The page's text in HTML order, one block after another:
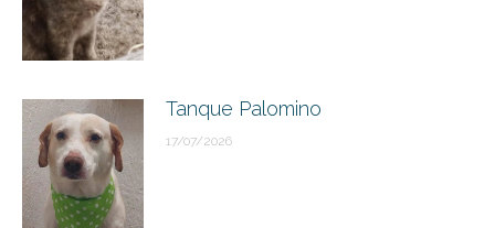
Tanque Palomino
17/07/2026